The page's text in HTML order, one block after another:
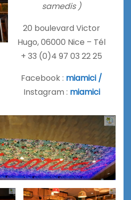
samedis )
20 boulevard Victor
Hugo, 06000 Nice – Tél
+ 33 (0)4 97 03 22 25
Facebook : miamici /
Instagram : miamici